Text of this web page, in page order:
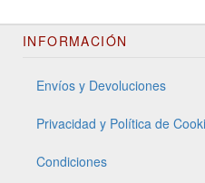
INFORMACIÓN
Envíos y Devoluciones
Privacidad y Política de
Condiciones